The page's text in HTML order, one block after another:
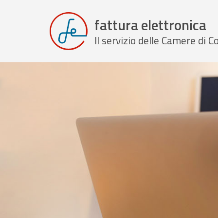
fattura elettronica
Il servizio delle Camere di